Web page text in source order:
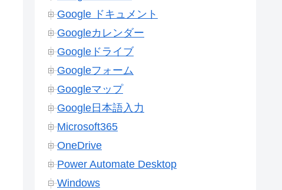
Google ドキュメント
Googleカレンダー
Googleドライブ
Googleフォーム
Googleマップ
Google日本語入力
Microsoft365
OneDrive
Power Automate Desktop
Windows